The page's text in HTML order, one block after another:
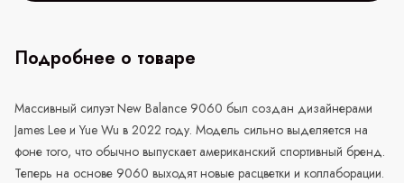
Подробнее о товаре
Массивный силуэтNew Balance 9060 был создан дизайнерами
James Lee и Yue Wu в 2022 году. Модель сильно выделяется на
фоне того, что обычно выпускает американский спортивный бренд.
Теперь на основе 9060 выходят новые расцветки и коллаборации.